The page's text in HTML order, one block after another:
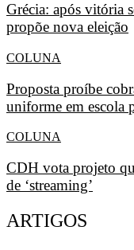
Grécia: após vitória
propõe nova eleição
COLUNA
Proposta proíbe
uniforme em escola
COLUNA
CDH vota projeto
de ‘streaming’
ARTIGOS